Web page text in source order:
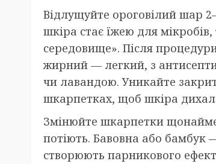
Відлущуйте ороговілий шар
шкіра стає їжею для
середовище». Після
жирний — легкий, з
чи лавандою. Уникайте
шкарпетках, щоб шкіра
Змінюйте шкарпетки
потіють. Бавовна або бамбук
створюють парникового